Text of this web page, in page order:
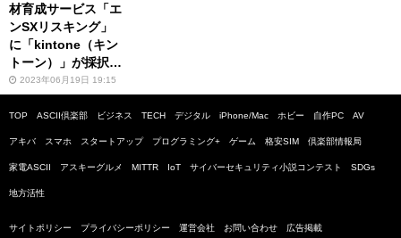
材育成サービス「エ
ンSXリスキング」
に「kintone（キン
トーン）」が採択さ
れたことを発表
2023年06月19日 19:15
TOP ASCII倶楽部 ビジネス TECH デジタル iPhone/Mac ホビー 自作PC AV
アキバ スマホ スタートアップ プログラミング+ ゲーム 格安SIM 倶楽部情報局
家電ASCII アスキーグルメ MITTR IoT サイバーセキュリティ小説コンテスト SDGs
地方活性
サイトポリシー プライバシーポリシー 運営会社 お問い合わせ 広告掲載